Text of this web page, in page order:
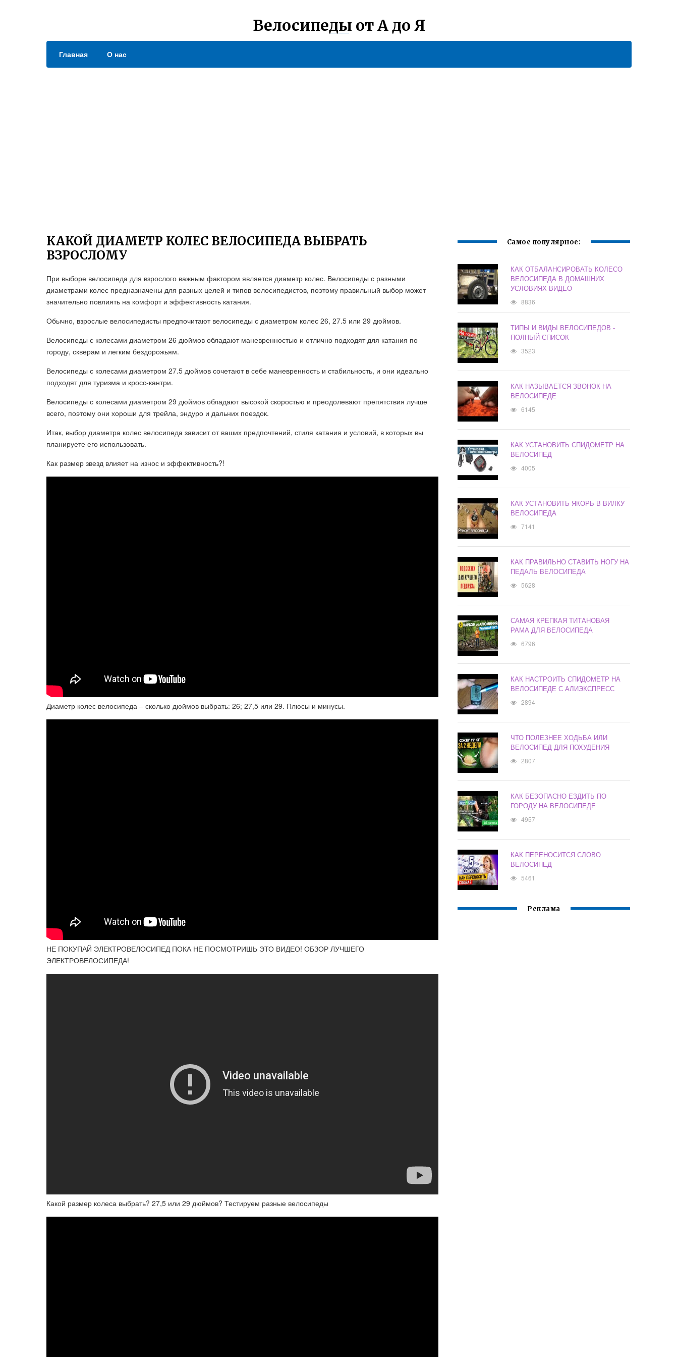
Велосипеды от А до Я
Главная О нас
КАКОЙ ДИАМЕТР КОЛЕС ВЕЛОСИПЕДА ВЫБРАТЬ
ВЗРОСЛОМУ
При выборе велосипеда для взрослого важным фактором является диаметр колес. Велосипеды с разными
диаметрами колес предназначены для разных целей и типов велосипедистов, поэтому правильный выбор может
значительно повлиять на комфорт и эффективность катания.
Обычно, взрослые велосипедисты предпочитают велосипеды с диаметром колес 26, 27.5 или 29 дюймов.
Велосипеды с колесами диаметром 26 дюймов обладают маневренностью и отлично подходят для катания по
городу, скверам и легким бездорожьям.
Велосипеды с колесами диаметром 27.5 дюймов сочетают в себе маневренность и стабильность, и они идеально
подходят для туризма и кросс-кантри.
Велосипеды с колесами диаметром 29 дюймов обладают высокой скоростью и преодолевают препятствия лучше
всего, поэтому они хороши для трейла, эндуро и дальних поездок.
Итак, выбор диаметра колес велосипеда зависит от ваших предпочтений, стиля катания и условий, в которых вы
планируете его использовать.
Как размер звезд влияет на износ и эффективность?!
Диаметр колес велосипеда – сколько дюймов выбрать: 26; 27,5 или 29. Плюсы и минусы.
НЕ ПОКУПАЙ ЭЛЕКТРОВЕЛОСИПЕД ПОКА НЕ ПОСМОТРИШЬ ЭТО ВИДЕО! ОБЗОР ЛУЧШЕГО
ЭЛЕКТРОВЕЛОСИПЕДА!
Какой размер колеса выбрать? 27,5 или 29 дюймов? Тестируем разные велосипеды
Самое популярное:
КАК ОТБАЛАНСИРОВАТЬ КОЛЕСО
ВЕЛОСИПЕДА В ДОМАШНИХ
УСЛОВИЯХ ВИДЕО
8836
ТИПЫ И ВИДЫ ВЕЛОСИПЕДОВ -
ПОЛНЫЙ СПИСОК
3523
КАК НАЗЫВАЕТСЯ ЗВОНОК НА
ВЕЛОСИПЕДЕ
6145
КАК УСТАНОВИТЬ СПИДОМЕТР НА
ВЕЛОСИПЕД
4005
КАК УСТАНОВИТЬ ЯКОРЬ В ВИЛКУ
ВЕЛОСИПЕДА
7141
КАК ПРАВИЛЬНО СТАВИТЬ НОГУ НА
ПЕДАЛЬ ВЕЛОСИПЕДА
5628
САМАЯ КРЕПКАЯ ТИТАНОВАЯ
РАМА ДЛЯ ВЕЛОСИПЕДА
6796
КАК НАСТРОИТЬ СПИДОМЕТР НА
ВЕЛОСИПЕДЕ С АЛИЭКСПРЕСС
2894
ЧТО ПОЛЕЗНЕЕ ХОДЬБА ИЛИ
ВЕЛОСИПЕД ДЛЯ ПОХУДЕНИЯ
2807
КАК БЕЗОПАСНО ЕЗДИТЬ ПО
ГОРОДУ НА ВЕЛОСИПЕДЕ
4957
КАК ПЕРЕНОСИТСЯ СЛОВО
ВЕЛОСИПЕД
5461
Реклама